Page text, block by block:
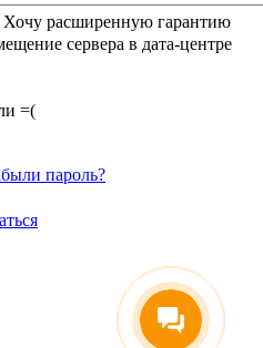
Хочу расширенную гарантию
сервера в дата-центре
=(
пароль?